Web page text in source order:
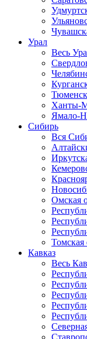
Урал
Весь
Ханты-
Ямало-
Сибирь
Вся
Омская
Томская
Кавказ
Весь